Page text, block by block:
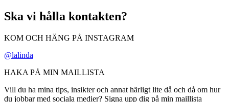
Ska vi hålla kontakten?
KOM OCH HÄNG PÅ INSTAGRAM
@lalinda
HAKA PÅ MIN MAILLISTA
Vill du ha mina tips, insikter och annat härligt lite då och då om hur
du jobbar med sociala medier? Signa upp dig på min maillista